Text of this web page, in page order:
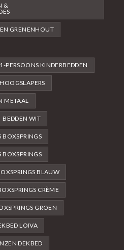
&
GRENENHOUT
PERSOONS KINDERBEDDEN
METAAL
BEDDEN WIT
BOXSPRINGS
BOXSPRINGS
BLAUW
CRÈME
GROEN
LOIVA
DEKBED